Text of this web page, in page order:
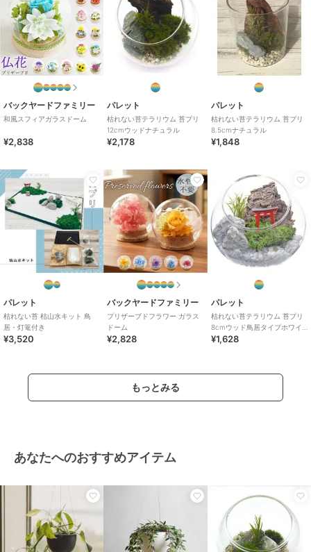
バックヤードファミリー
和風スフィアガラスドーム
¥2,838
パレット
枯れない苔テラリウム 苔プリ
12cmウッドナチュラル
¥2,178
パレット
枯れない苔テラリウム 苔プリ
8.5cmナチュラル
¥1,848
パレット
枯れない苔 枯山水キット 鳥
居・灯篭付き
¥3,520
バックヤードファミリー
プリザーブドフラワー ガラス
ドーム
¥2,828
パレット
枯れない苔テラリウム 苔プリ
8cmウッド鳥居タイプホワイ
ト
¥1,628
もっとみる
あなたへのおすすめアイテム